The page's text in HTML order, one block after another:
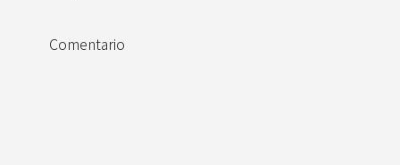
Comentario